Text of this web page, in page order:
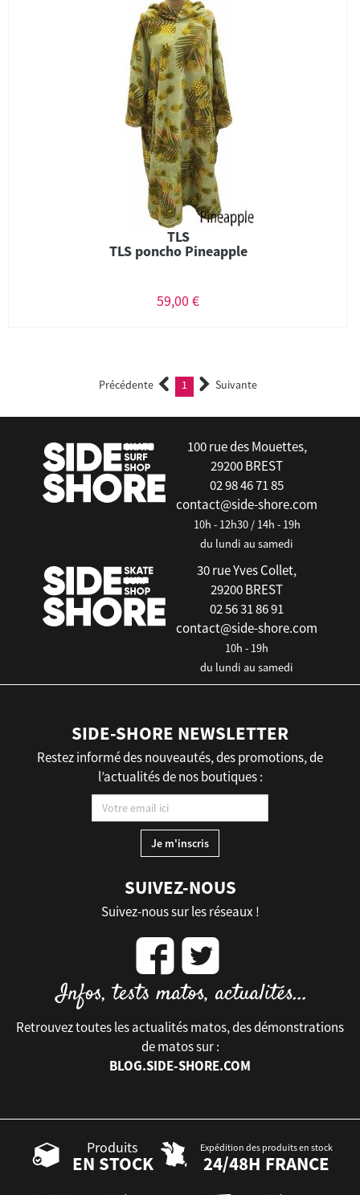
TLS
TLS poncho Pineapple
59,00 €
Précédente 1 (current)Suivante
100 rue des Mouettes,
29200 BREST
02 98 46 71 85
contact@side-shore.com
10h - 12h30 / 14h - 19h
du lundi au samedi
30 rue Yves Collet,
29200 BREST
02 56 31 86 91
contact@side-shore.com
10h - 19h
du lundi au samedi
SIDE-SHORE NEWSLETTER
Restez informé des nouveautés, des promotions, de
l’actualités de nos boutiques :
SUIVEZ-NOUS
Suivez-nous sur les réseaux !
Retrouvez toutes les actualités matos, des démonstrations
de matos sur :
BLOG.SIDE-SHORE.COM
Produits
EN STOCK
Expédition des produits en stock
24/48H FRANCE